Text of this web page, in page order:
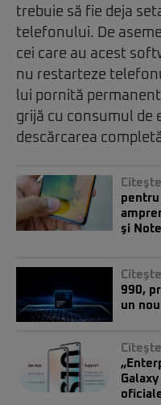
trebuie să fie deja
telefonului. De
cei care au acest
nu restarteze
lui pornită
grijă cu consumul de
descărcarea
şi
990,
un